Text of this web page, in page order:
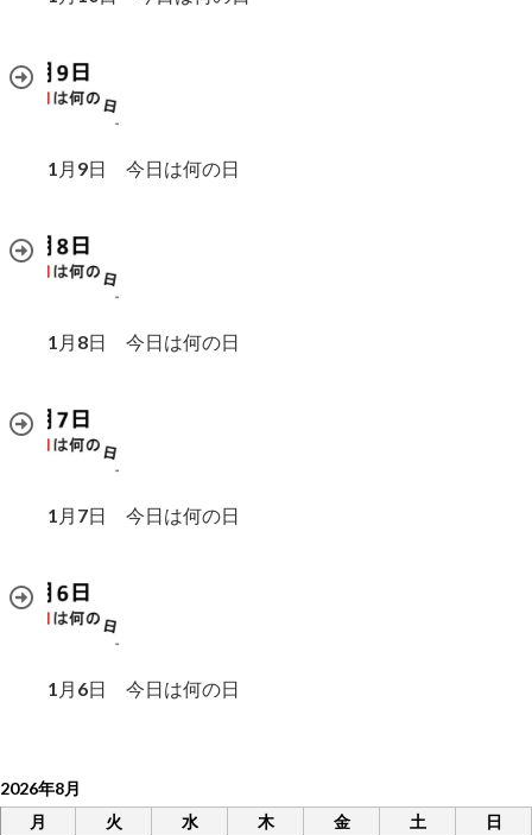
1月9日 今日は何の日
1月8日 今日は何の日
1月7日 今日は何の日
1月6日 今日は何の日
2026年8月
月
火 水 木 金 土 日